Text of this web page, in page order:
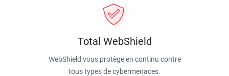
Total WebShield
WebShield vous protège en continu contre
tous types de cybermenaces.